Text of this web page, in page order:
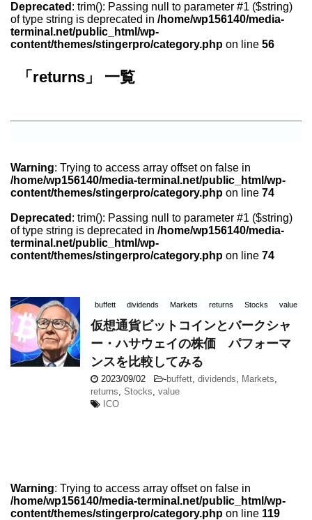
Deprecated : trim(): Passing null to parameter #1 ($string)
of type string is deprecated in /home/wp156140/media-
terminal.net/public_html/wp-
content/themes/stingerpro/category.php on line 56
「returns」 一覧
Warning: Trying to access array offset on false in
/home/wp156140/media-terminal.net/public_html/wp-
content/themes/stingerpro/category.php on line 74
Deprecated : trim(): Passing null to parameter #1 ($string)
of type string is deprecated in /home/wp156140/media-
terminal.net/public_html/wp-
content/themes/stingerpro/category.php on line 74
buffett dividends Markets returns Stocks value
仮想通貨ビットコインとバークシャ
ー・ハサウェイの株価 パフォーマ
ンスを比較してみる
2023/09/02 -buffett dividends Markets
returns Stocks value
ICO
Warning: Trying to access array offset on false in
/home/wp156140/media-terminal.net/public_html/wp-
content/themes/stingerpro/category.php on line 119